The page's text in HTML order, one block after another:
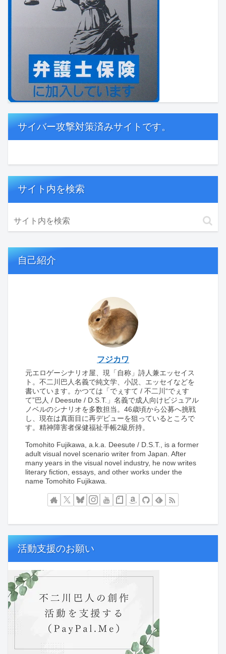
サイバー攻撃対策済みサイトです。
サイト内を検索
自己紹介
フジカワ
元エロゲーシナリオ屋、現「自称」詩人兼エッセイス
ト。不二川巴人名義で純文学、小説、エッセイなどを
書いています。かつては「でぇすて / 不二川“でぇす
て”巴人 / Deesute / D.S.T.」名義で成人向けビジュアル
ノベルのシナリオを多数担当。46歳頃から公募へ挑戦
し、現在は真面目に再デビューを狙っているところで
す。精神障害者保健福祉手帳2級所持。
Tomohito Fujikawa, a.k.a. Deesute / D.S.T., is a former
adult visual novel scenario writer from Japan. After
many years in the visual novel industry, he now writes
literary fiction, essays, and other works under the
name Tomohito Fujikawa.
活動支援のお願い